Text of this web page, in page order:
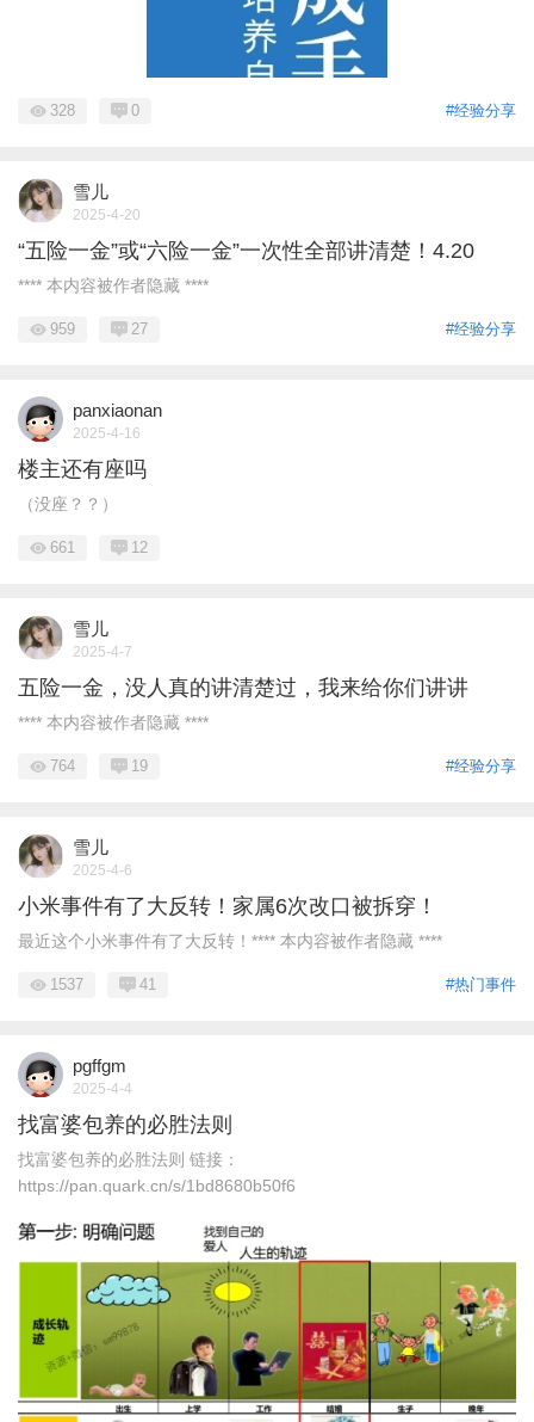
#经验分享
328 0
雪儿
2025-4-20
“五险一金”或“六险一金”一次性全部讲清楚！4.20
**** 本内容被作者隐藏 ****
#经验分享
959 27
panxiaonan
2025-4-16
楼主还有座吗
（没座？？）
661 12
雪儿
2025-4-7
五险一金，没人真的讲清楚过，我来给你们讲讲
**** 本内容被作者隐藏 ****
#经验分享
764 19
雪儿
2025-4-6
小米事件有了大反转！家属6次改口被拆穿！
最近这个小米事件有了大反转！**** 本内容被作者隐藏 ****
#热门事件
1537 41
pgffgm
2025-4-4
找富婆包养的必胜法则
找富婆包养的必胜法则 链接：
https://pan.quark.cn/s/1bd8680b50f6